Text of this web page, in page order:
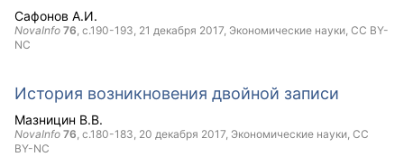
Сафонов А.И.
NovaInfo 76, с.190-193, 21 декабря 2017, Экономические науки, CC BY-
NC
История возникновения двойной записи
Мазницин В.В.
NovaInfo 76, с.180-183, 20 декабря 2017, Экономические науки, CC
BY-NC